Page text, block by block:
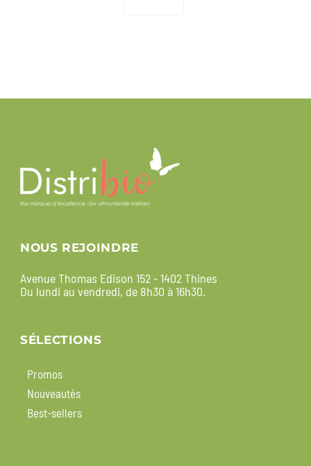
NOUS REJOINDRE
Avenue Thomas Edison 152 - 1402 Thines
Du lundi au vendredi, de 8h30 à 16h30.
SÉLECTIONS
Promos
Nouveautés
Best-sellers